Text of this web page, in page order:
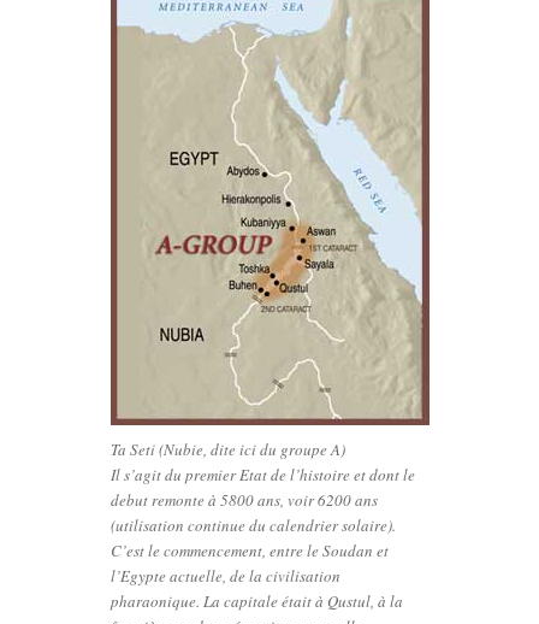
Ta Seti (Nubie, dite ici du groupe A)
Il s’agit du premier Etat de l’histoire et dont le
debut remonte à 5800 ans, voir 6200 ans
(utilisation continue du calendrier solaire).
C’est le commencement, entre le Soudan et
l’Egypte actuelle, de la civilisation
pharaonique. La capitale était à Qustul, à la